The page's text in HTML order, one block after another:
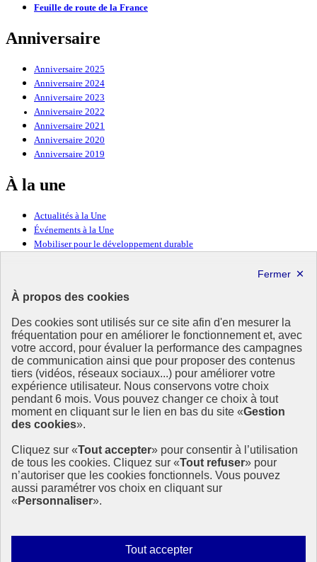
À propos des cookies
Des cookies sont utilisés sur ce site afin d'en mesurer la
fréquentation pour en améliorer le fonctionnement et, avec
votre accord, pour évaluer la performance des campagnes
de communication ainsi que pour proposer des contenus
tiers (vidéos, réseaux sociaux...) pour améliorer votre
expérience utilisateur. Nous conservons votre choix
pendant 6 mois. Vous pouvez changer ce choix à tout
moment en cliquant sur le lien en bas du site «Gestion
des cookies».
Cliquez sur «Tout accepter» pour consentir à l’utilisation
de tous les cookies. Cliquez sur «Tout refuser» pour
n’autoriser que les cookies fonctionnels. Vous pouvez
aussi paramétrer vos choix en cliquant sur
« Personnaliser».
Tout accepterAutoriser
Feuille de route de la France
Anniversaire
Anniversaire 2025
Anniversaire 2024
Anniversaire 2023
Anniversaire 2022
Anniversaire 2021
Anniversaire 2020
Anniversaire 2019
À la une
Actualités à la Une
Événements à la Une
Mobiliser pour le développement durable
Ressources
Ressources
La Méth’ODD
Gouvernement
Ce site propose l’information de référence concernant l’Agenda
2030 et la feuille de route de la France. Il valorise la mobilisation de
tous les acteurs.
info.gouv.fr- ouvre une nouvelle fenêtre
service-public.fr - ouvre une nouvelle fenêtre
legifrance.gouv.fr- ouvre une nouvelle fenêtre
data.gouv.fr- ouvre une nouvelle fenêtre
Plan du site
Mentions légales